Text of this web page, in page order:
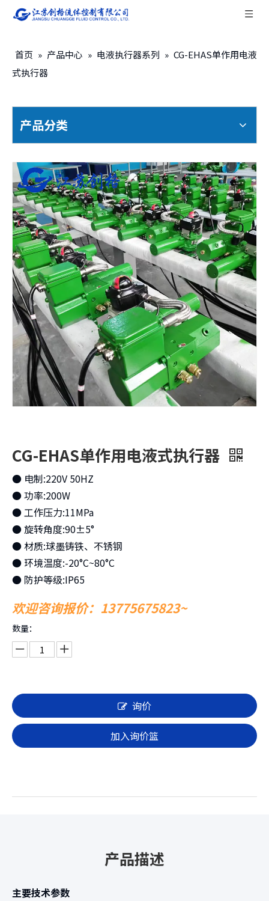
首页 » 产品中心 » 电液执行器系列 » CG-EHAS单作用电液
式执行器
产品分类
CG-EHAS单作用电液式执行器
● 电制:220V 50HZ
● 功率:200W
● 工作压力:11MPa
● 旋转角度:90±5°
● 材质:球墨铸铁、不锈钢
● 环境温度:-20°C~80°C
● 防护等级:IP65
欢迎咨询报价：13775675823~
数量：
询价
加入询价篮
产品描述
主要技术参数